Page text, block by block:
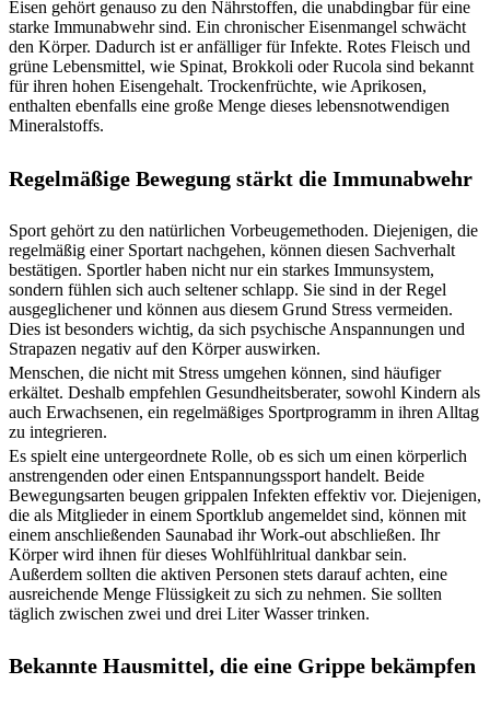
Eisen gehört genauso zu den Nährstoffen, die unabdingbar für eine
starke Immunabwehr sind. Ein chronischer Eisenmangel schwächt
den Körper. Dadurch ist er anfälliger für Infekte. Rotes Fleisch und
grüne Lebensmittel, wie Spinat, Brokkoli oder Rucola sind bekannt
für ihren hohen Eisengehalt. Trockenfrüchte, wie Aprikosen,
enthalten ebenfalls eine große Menge dieses lebensnotwendigen
Mineralstoffs.
Regelmäßige Bewegung stärkt die Immunabwehr
Sport gehört zu den natürlichen Vorbeugemethoden. Diejenigen, die
regelmäßig einer Sportart nachgehen, können diesen Sachverhalt
bestätigen. Sportler haben nicht nur ein starkes Immunsystem,
sondern fühlen sich auch seltener schlapp. Sie sind in der Regel
ausgeglichener und können aus diesem Grund Stress vermeiden.
Dies ist besonders wichtig, da sich psychische Anspannungen und
Strapazen negativ auf den Körper auswirken.
Menschen, die nicht mit Stress umgehen können, sind häufiger
erkältet. Deshalb empfehlen Gesundheitsberater, sowohl Kindern als
auch Erwachsenen, ein regelmäßiges Sportprogramm in ihren Alltag
zu integrieren.
Es spielt eine untergeordnete Rolle, ob es sich um einen körperlich
anstrengenden oder einen Entspannungssport handelt. Beide
Bewegungsarten beugen grippalen Infekten effektiv vor. Diejenigen,
die als Mitglieder in einem Sportklub angemeldet sind, können mit
einem anschließenden Saunabad ihr Work-out abschließen. Ihr
Körper wird ihnen für dieses Wohlfühlritual dankbar sein.
Außerdem sollten die aktiven Personen stets darauf achten, eine
ausreichende Menge Flüssigkeit zu sich zu nehmen. Sie sollten
täglich zwischen zwei und drei Liter Wasser trinken.
Bekannte Hausmittel, die eine Grippe bekämpfen